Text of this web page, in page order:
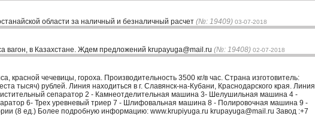
области за наличный и безналичный расчет (№: 19409) 03-07-2018
вагон, в Казахстане. Ждем предложений krupayuga@mail.ru (№: 19408) 02-07-2018
красной чечевицы, гороха. Производительность 3500 кг/в час. Страна изготовитель:
тысяч) рублей. Линия находиться в г. Славянск-на-Кубани, Краснодарского края. Линия
сепаратор 2 - Камнеотделительная машина 3- Шелушильная машина 4 -
6- Трех уревневый триер 7 - Шлифовальная машина 8 - Полировочная машина 9 -
(8 ед.) Более подробную информацию: www.krupiyuga.ru krupayuga@mail.ru Завод :+7